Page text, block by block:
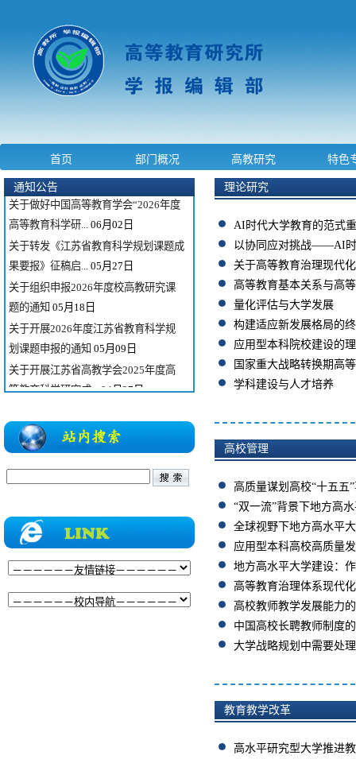
首页 部门概况 高教研究 特色
通知公告
关于组织申报2026年度国家社科基金
教育学重大项目暨... 06月02日
关于做好中国高等教育学会“2026年度
高等教育科学研...
06月02日
关于转发《江苏省教育科学规划课题成
果要报》征稿启...
05月27日
关于组织申报2026年度校高教研究课
题的通知 05月18日
关于开展2026年度江苏省教育科学规
划课题申报的通知 05月09日
关于开展江苏省高教学会2025年度高
等教育科学研究成...
04月27日
合学术年会学术报... 04月07日
规划专项项目的通... 06月03日
教育学重大项目暨... 06月02日
关于做好中国高等教育学会“2026年度
高等教育科学研... 06月02日
关于转发《江苏省教育科学规划课题成
果要报》征稿启... 05月27日
理论研究
AI时代大学教育的范式
以协同应对挑战——AI时
关于高等教育治理现代
高等教育基本关系与高
量化评估与大学发展
构建适应新发展格局的
应用型本科院校建设的
国家重大战略转换期高
学科建设与人才培养
高校管理
高质量谋划高校“十五五
“双一流”背景下地方高
全球视野下地方高水平
应用型本科高校高质量
地方高水平大学建设：
高等教育治理体系现代
高校教师教学发展能力
中国高校长聘教师制度
大学战略规划中需要处
教育教学改革
高水平研究型大学推进